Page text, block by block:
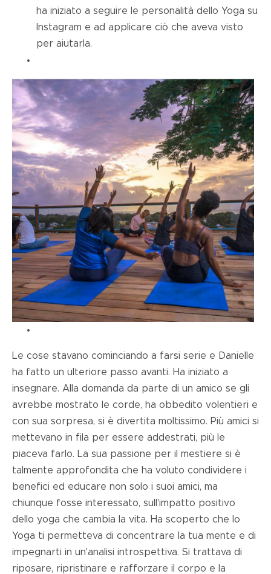
ha iniziato a seguire le personalità dello Yoga su
Instagram e ad applicare ciò che aveva visto
per aiutarla.
Le cose stavano cominciando a farsi serie e Danielle
ha fatto un ulteriore passo avanti. Ha iniziato a
insegnare. Alla domanda da parte di un amico se gli
avrebbe mostrato le corde, ha obbedito volentieri e
con sua sorpresa, si è divertita moltissimo. Più amici si
mettevano in fila per essere addestrati, più le
piaceva farlo. La sua passione per il mestiere si è
talmente approfondita che ha voluto condividere i
benefici ed educare non solo i suoi amici, ma
chiunque fosse interessato, sull'impatto positivo
dello yoga che cambia la vita. Ha scoperto che lo
Yoga ti permetteva di concentrare la tua mente e di
impegnarti in un'analisi introspettiva. Si trattava di
riposare, ripristinare e rafforzare il corpo e la